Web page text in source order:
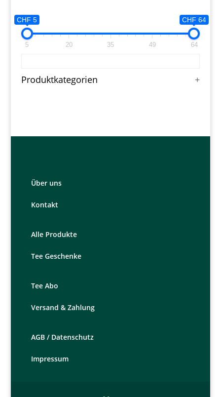
CHF 5 CHF 64
5 20 35 49 64
Produktkategorien +
Über uns
Kontakt
Alle Produkte
Tee Geschenke
Tee Abo
Versand & Zahlung
AGB / Datenschutz
Impressum